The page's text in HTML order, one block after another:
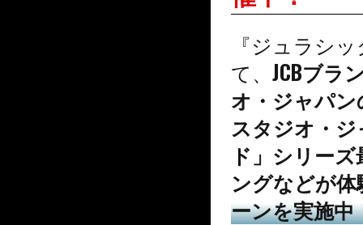
『ジュラシ
て、 JCBブラ
オ・ジャパ
スタジオ・
ド」シリー
ングなどが
ーンを実施中